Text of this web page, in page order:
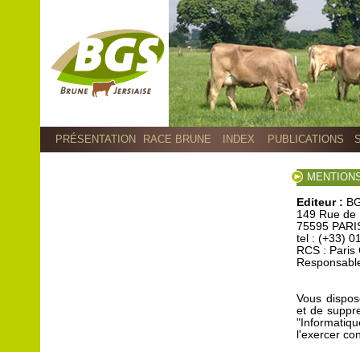
PRÉSENTATION RACE BRUNE INDEX PUBLICATIONS
Editeur :
149 Rue de
75595
tel : (+33)
RCS :
Vous
et de
l'exercer